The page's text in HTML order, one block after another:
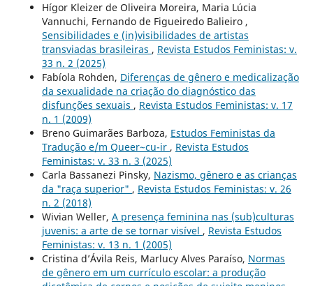
Hígor Kleizer de Oliveira Moreira, Maria Lúcia
Vannuchi, Fernando de Figueiredo Balieiro ,
Sensibilidades e (in)visibilidades de artistas
transviadas brasileiras , Revista Estudos Feministas: v.
33 n. 2 (2025)
Fabíola Rohden, Diferenças de gênero e medicalização
da sexualidade na criação do diagnóstico das
disfunções sexuais , Revista Estudos Feministas: v. 17
n. 1 (2009)
Breno Guimarães Barboza, Estudos Feministas da
Tradução e/m Queer~cu-ir , Revista Estudos
Feministas: v. 33 n. 3 (2025)
Carla Bassanezi Pinsky, Nazismo, gênero e as crianças
da "raça superior" , Revista Estudos Feministas: v. 26
n. 2 (2018)
Wivian Weller, A presença feminina nas (sub)culturas
juvenis: a arte de se tornar visível , Revista Estudos
Feministas: v. 13 n. 1 (2005)
Cristina d’Ávila Reis, Marlucy Alves Paraíso, Normas
de gênero em um currículo escolar: a produção